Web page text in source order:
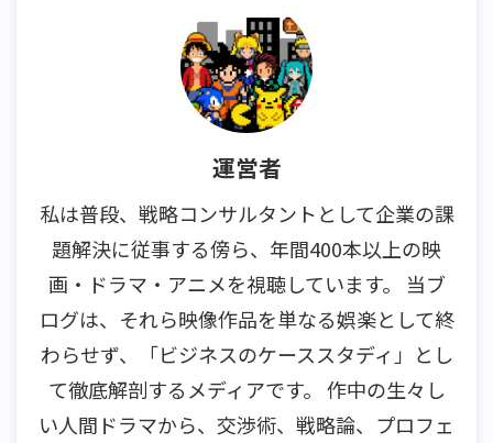
運営者
私は普段、戦略コンサルタントとして企業の課
題解決に従事する傍ら、年間400本以上の映
画・ドラマ・アニメを視聴しています。 当ブ
ログは、それら映像作品を単なる娯楽として終
わらせず、「ビジネスのケーススタディ」とし
て徹底解剖するメディアです。 作中の生々し
い人間ドラマから、交渉術、戦略論、プロフェ